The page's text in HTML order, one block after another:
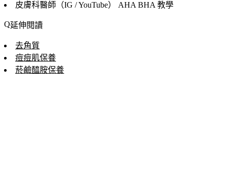
皮膚科醫師（IG / YouTube）
AHA BHA 教學
延伸閱讀
去角質
痘痘肌保養
菸鹼醯胺保養